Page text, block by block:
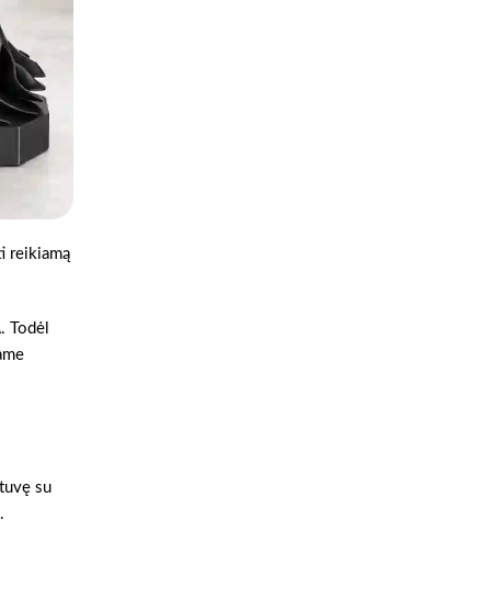
reikiamą
Todėl
su